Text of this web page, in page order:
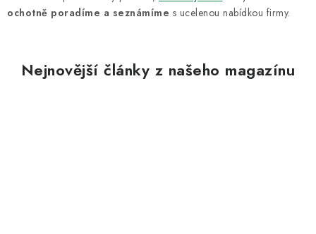
ochotně poradíme a seznámíme s ucelenou nabídkou firmy.
Nejnovější články z našeho magazínu